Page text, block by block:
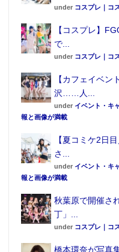
under コスプレ｜コ
【コスプレ】
で...
under コスプレ｜コ
【カフェイベン
沢……人...
under イベント・キ
報と画像が満載
【夏コミケ2日
さ...
under イベント・キ
報と画像が満載
秋葉原で開催さ
丁」...
under コスプレ｜コ
橋本環奈が写真